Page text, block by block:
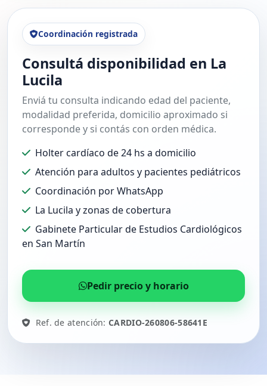
Coordinación registrada
Consultá disponibilidad en La
Lucila
Enviá tu consulta indicando edad del paciente,
modalidad preferida, domicilio aproximado si
corresponde y si contás con orden médica.
Holter cardíaco de 24 hs a domicilio
Atención para adultos y pacientes pediátricos
Coordinación por WhatsApp
La Lucila y zonas de cobertura
Gabinete Particular de Estudios Cardiológicos
en San Martín
Pedir precio y horario
Ref. de atención:CARDIO-260806-58641E